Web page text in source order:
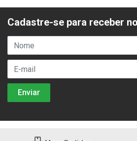
Cadastre-se para receber